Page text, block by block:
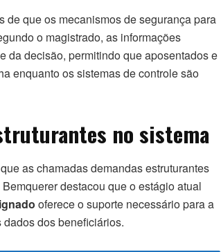
de que os mecanismos de segurança para
o magistrado, as informações
da decisão, permitindo que aposentados e
enquanto os sistemas de controle são
no sistema
as chamadas demandas estruturantes
destacou que o estágio atual
oferece o suporte necessário para a
dos beneficiários.